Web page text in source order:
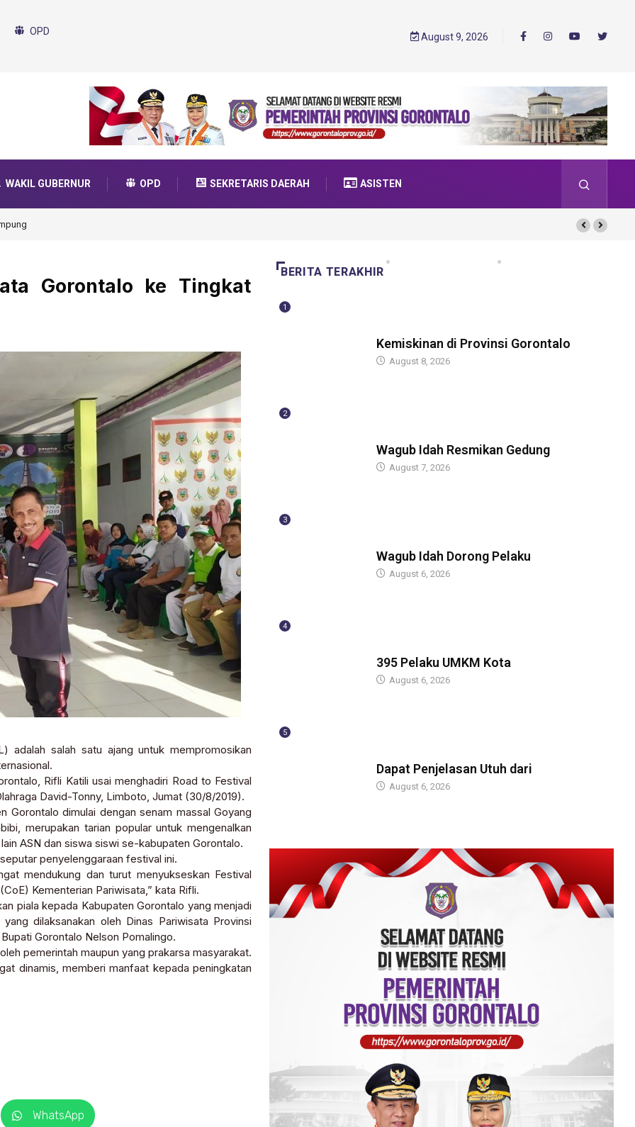
OPD August 9, 2026
WAKIL GUBERNUR OPD SEKRETARIS DAERAH ASISTEN
Transformasi 2025
Gorontalo ke Tingkat
adalah salah satu ajang untuk mempromosikan
Rifli Katili usai menghadiri Road to Festival
David-Tonny, Limboto, Jumat (30/8/2019).
Gorontalo dimulai dengan senam massal Goyang
merupakan tarian popular untuk mengenalkan
ASN dan siswa siswi se-kabupaten Gorontalo.
penyelenggaraan festival ini.
mendukung dan turut menyukseskan Festival
Kementerian Pariwisata,” kata Rifli.
piala kepada Kabupaten Gorontalo yang menjadi
dilaksanakan oleh Dinas Pariwisata Provinsi
Gorontalo Nelson Pomalingo.
pemerintah maupun yang prakarsa masyarakat.
dinamis, memberi manfaat kepada peningkatan
WhatsApp
BERITA TERAKHIR
1
Kemiskinan di Provinsi Gorontalo
August 8, 2026
2
Wagub Idah Resmikan Gedung
August 7, 2026
3
Wagub Idah Dorong Pelaku
August 6, 2026
4
395 Pelaku UMKM Kota
August 6, 2026
5
Dapat Penjelasan Utuh dari
August 6, 2026